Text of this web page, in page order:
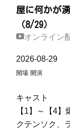
屋に何かが
（8/29）
オンライン
2026-08-29
開場 開演
キャスト
【1】～【4】
クテンソク、